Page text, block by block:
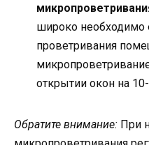
широко необходимо
проветривания
открытии окон на
Обратите внимание: При